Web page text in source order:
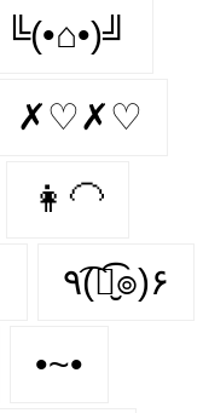
╚(•⌂•)╝
✗♡✗♡
👩‍🦲
٩(͡๏̮͡๏)۶
•~•